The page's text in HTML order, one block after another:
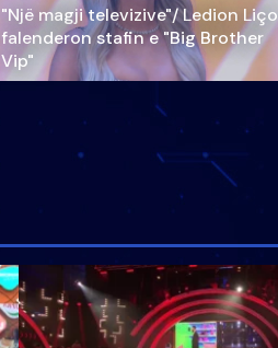
"Një magji televizive"/ Ledion Liço
falenderon stafin e "Big Brother
Vip"